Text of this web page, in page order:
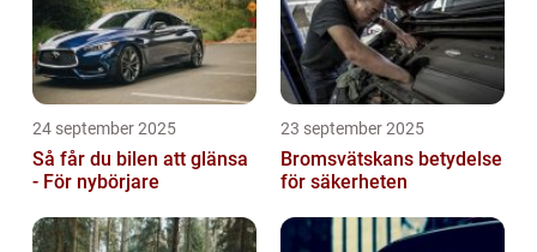
24 september 2025
Så får du bilen att glänsa
- För nybörjare
23 september 2025
Bromsvätskans betydelse
för säkerheten